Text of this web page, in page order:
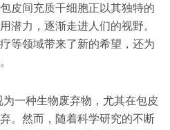
皮间充质干细胞正以其独特的
潜力，逐渐走进人们的视野。
等领域带来了新的希望，还为
为一种生物废弃物，尤其在包皮
。然而，随着科学研究的不断